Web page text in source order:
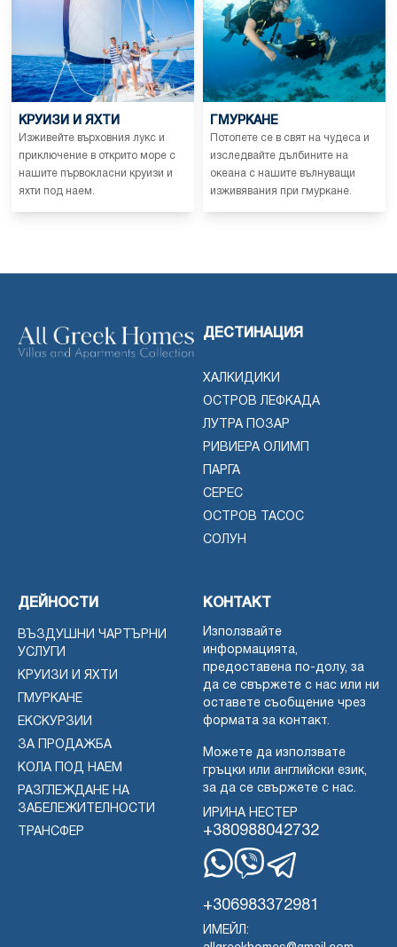
КРУИЗИ И ЯХТИ
Изживейте върховния лукс и
приключение в открито море с
нашите първокласни круизи и
яхти под наем.
ГМУРКАНЕ
Потопете се в свят на чудеса и
изследвайте дълбините на
океана с нашите вълнуващи
изживявания при гмуркане.
ДЕСТИНАЦИЯ
ХАЛКИДИКИ
ОСТРОВ ЛЕФКАДА
ЛУТРА ПОЗАР
РИВИЕРА ОЛИМП
ПАРГА
СЕРЕС
ОСТРОВ ТАСОС
СОЛУН
ДЕЙНОСТИ
ВЪЗДУШНИ ЧАРТЪРНИ
УСЛУГИ
КРУИЗИ И ЯХТИ
ГМУРКАНЕ
ЕКСКУРЗИИ
ЗА ПРОДАЖБА
КОЛА ПОД НАЕМ
РАЗГЛЕЖДАНЕ НА
ЗАБЕЛЕЖИТЕЛНОСТИ
ТРАНСФЕР
КОНТАКТ
Използвайте
информацията,
предоставена по-долу, за
да се свържете с нас или ни
оставете съобщение чрез
формата за контакт.
Можете да използвате
гръцки или английски език,
за да се свържете с нас.
ИРИНА НЕСТЕР
+380988042732
+306983372981
ИМЕЙЛ: